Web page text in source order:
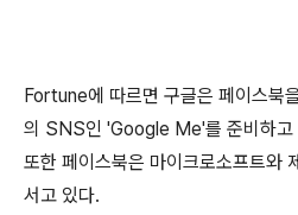
Fortune에 따르면 구글은 페이스북
의 SNS인 'Google Me'를 준비하고
또한 페이스북은 마이크로소프트와
서고 있다.